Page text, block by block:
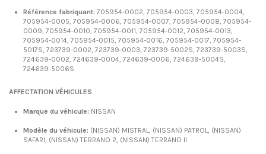
Référence fabriquant: 705954-0002, 705954-0003, 705954-0004,
705954-0005, 705954-0006, 705954-0007, 705954-0008, 705954-
0009, 705954-0010, 705954-0011, 705954-0012, 705954-0013,
705954-0014, 705954-0015, 705954-0016, 705954-0017, 705954-
5017S, 723739-0002, 723739-0003, 723739-5002S, 723739-5003S,
724639-0002, 724639-0004, 724639-0006, 724639-5004S,
724639-5006S
AFFECTATION VÉHICULES
Marque du véhicule: NISSAN
Modèle du véhicule: (NISSAN) MISTRAL, (NISSAN) PATROL, (NISSAN)
SAFARI, (NISSAN) TERRANO 2, (NISSAN) TERRANO II